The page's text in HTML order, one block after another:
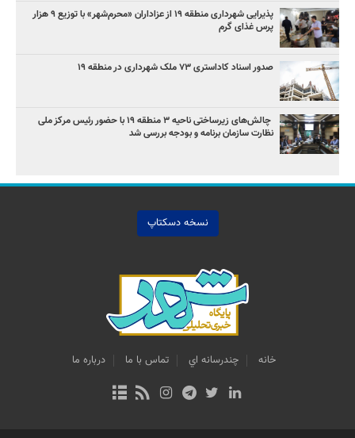
پذیرایی شهرداری منطقه ۱۹ از عزاداران «محرم‌شهر» با توزیع ۹ هزار
پرس غذای گرم
صدور اسناد کاداستری ۷۳ ملک شهرداری در منطقه ۱۹
چالش‌های زیرساختی ناحیه ۳ منطقه ۱۹ با حضور رئیس مرکز ملی
نظارت سازمان برنامه و بودجه بررسی شد
نسخه دسکتاپ
خانه چندرسانه اي تماس با ما درباره ما